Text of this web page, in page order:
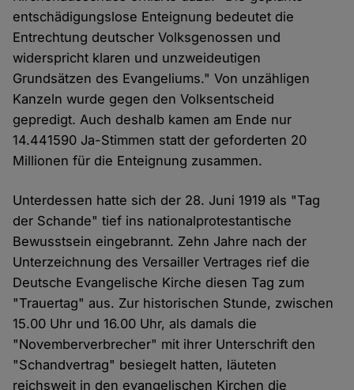
entschädigungslose Enteignung bedeutet die
Entrechtung deutscher Volksgenossen und
widerspricht klaren und unzweideutigen
Grundsätzen des Evangeliums." Von unzähligen
Kanzeln wurde gegen den Volksentscheid
gepredigt. Auch deshalb kamen am Ende nur
14.441590 Ja-Stimmen statt der geforderten 20
Millionen für die Enteignung zusammen.
Unterdessen hatte sich der 28. Juni 1919 als "Tag
der Schande" tief ins nationalprotestantische
Bewusstsein eingebrannt. Zehn Jahre nach der
Unterzeichnung des Versailler Vertrages rief die
Deutsche Evangelische Kirche diesen Tag zum
"Trauertag" aus. Zur historischen Stunde, zwischen
15.00 Uhr und 16.00 Uhr, als damals die
"Novemberverbrecher" mit ihrer Unterschrift den
"Schandvertrag" besiegelt hatten, läuteten
reichsweit in den evangelischen Kirchen die